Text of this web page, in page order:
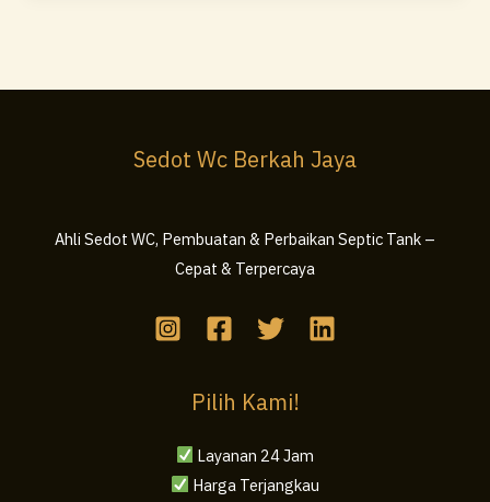
Sedot Wc Berkah Jaya
Ahli Sedot WC, Pembuatan & Perbaikan Septic Tank –
Cepat & Terpercaya
Pilih Kami!
Layanan 24 Jam
Harga Terjangkau